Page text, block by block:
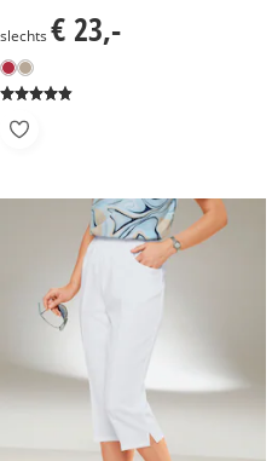
€ 23,-
slechts € 23,-